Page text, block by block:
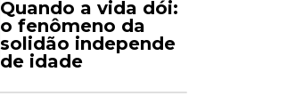
Quando a vida dói:
o fenômeno da
solidão independe
de idade